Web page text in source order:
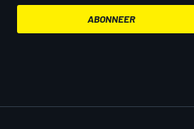
ABONNEER